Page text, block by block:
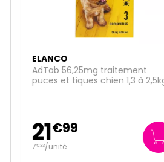
NOUVEAU
ELANCO
Milbemaxtab vermifuge chien
+5kg 2 comprimés
11€99